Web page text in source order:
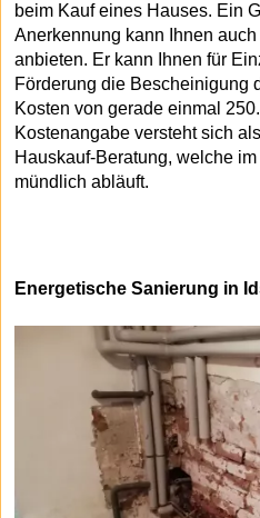
beim Kauf eines Hauses. Ein
Anerkennung kann Ihnen
anbieten. Er kann Ihnen für
Förderung die Bescheinigung
Kosten von gerade einmal
Kostenangabe versteht sich
Hauskauf-Beratung, welche
mündlich abläuft.
Energetische Sanierung in